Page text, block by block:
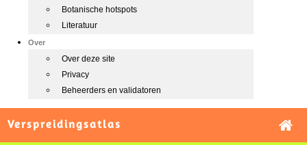
Botanische hotspots
Literatuur
Over
Over deze site
Privacy
Beheerders en validatoren
Verspreidingsatlas